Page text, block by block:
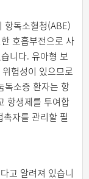
항독소혈청(ABE)
호흡부전으로 사
니다. 유아형 보
험성이 있으므로
독소증 환자는 항
항생제를 투여합
자를 관리할 필
고 알려져 있습니